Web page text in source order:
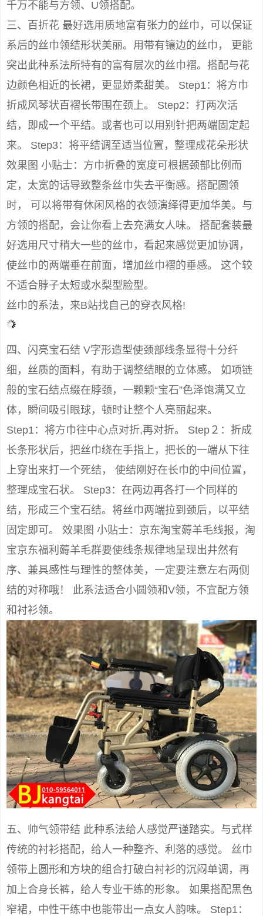
千万不能与方领、U领搭配。
三、百折花 最好选用质地富有张力的丝巾，可以保证
系后的丝巾领结形状美丽。用带有镶边的丝巾， 更能
突出此种系法所特有的富有层次的丝巾褶。搭配与花
边颜色相近的长裙，更显娇柔甜美。 Step1：将方巾
折成风琴状百褶长带围在颈上。 Step2：打两次活
结，即成一个平结。或者也可以用别针把两端固定起
来。 Step3：将平结调至适当位置，整理成花朵形状
效果图 小贴士：方巾折叠的宽度可根据颈部比例而
定，太宽的话导致整条丝巾失去平衡感。搭配圆领
时， 可以将带有休闲风格的衣领演绎得更加华美。与
方领的搭配，会让你看上去充满女人味。 搭配套装最
好选用尺寸稍大一些的丝巾，看起来感觉更加协调，
使丝巾的两端垂在前面，增加丝巾褶的垂感。 这个较
不适合脖子太短或水梨型脸型。
丝巾的系法，来B站找自己的穿衣风格!
四、闪亮宝石结 V字形造型使颈部线条显得十分纤
细，丝质的面料，有助于调整结眼的立体感。 如项链
般的宝石结点缀在脖颈，一颗颗“宝石”色泽饱满又立
体，瞬间吸引眼球，顿时让整个人亮丽起来。
Step1：将方巾往中心点对折,再对折。 Step２：折成
长条形状后，把丝巾绕在手指上，把长的一端从下往
上穿出来打一个死结， 使结刚好在长巾的中间位置，
整理成宝石状。 Step3：在两边再各打一个同样的
结，形成三个宝石结。将丝巾两端拉到颈后，以平结
固定即可。 效果图 小贴士：京东淘宝薅羊毛线报，淘
宝京东福利薅羊毛群要使线条规律地呈现出井然有
序、兼具感性与理性的整体美，一定要注意左右两侧
结的对称哦！ 此系法适合小圆领和V领，不宜配方领
和衬衫领。
五、帅气领带结 此种系法给人感觉严谨踏实。与式样
传统的衬衫搭配，给人一种整齐、利落的感觉。 丝巾
领带上圆形和方块的组合打破白衬衫的沉闷单调，再
加上合身长裤，给人专业干练的形象。 如果搭配黑色
窄裙，中性干练中也能带出一点女人韵味。 Step1：